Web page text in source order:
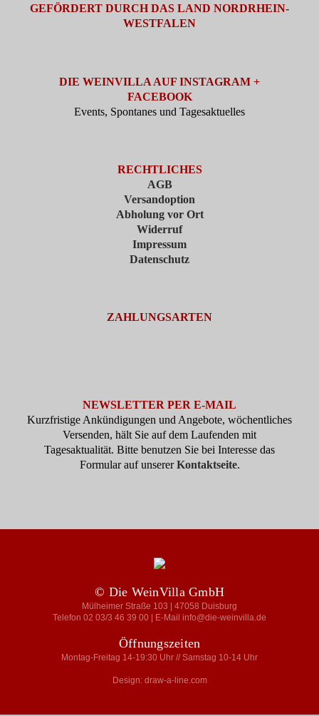
GEFÖRDERT DURCH DAS LAND NORDRHEIN-
WESTFALEN
DIE WEINVILLA AUF INSTAGRAM +
FACEBOOK
Events, Spontanes und Tagesaktuelles
RECHTLICHES
AGB
Versandoption
Abholung vor Ort
Widerruf
Impressum
Datenschutz
ZAHLUNGSARTEN
NEWSLETTER PER E-MAIL
Kurzfristige Ankündigungen und Angebote, wöchentliches
Versenden, hält Sie auf dem Laufenden mit
Tagesaktualität. Bitte benutzen Sie bei Interesse das
Formular auf unsererKontaktseite.
© Die WeinVilla GmbH
Mülheimer Straße 103 | 47058 Duisburg
Telefon 02 03/3 46 39 00 | E-Mail info@die-weinvilla.de
Öffnungszeiten
Montag-Freitag 14-19:30 Uhr // Samstag 10-14 Uhr
Design: draw-a-line.com